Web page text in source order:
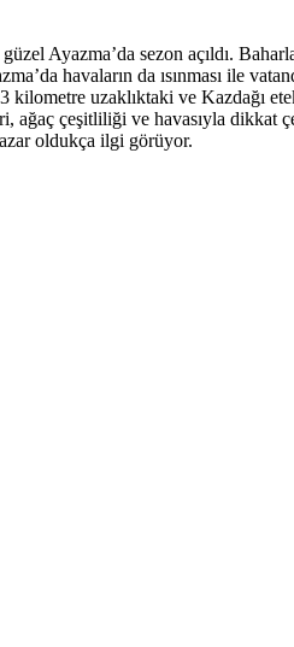
Ayazma’da sezon açıldı.
havaların da ısınması ile
uzaklıktaki ve Kazdağı
çeşitliliği ve havasıyla dikkat
oldukça ilgi görüyor.